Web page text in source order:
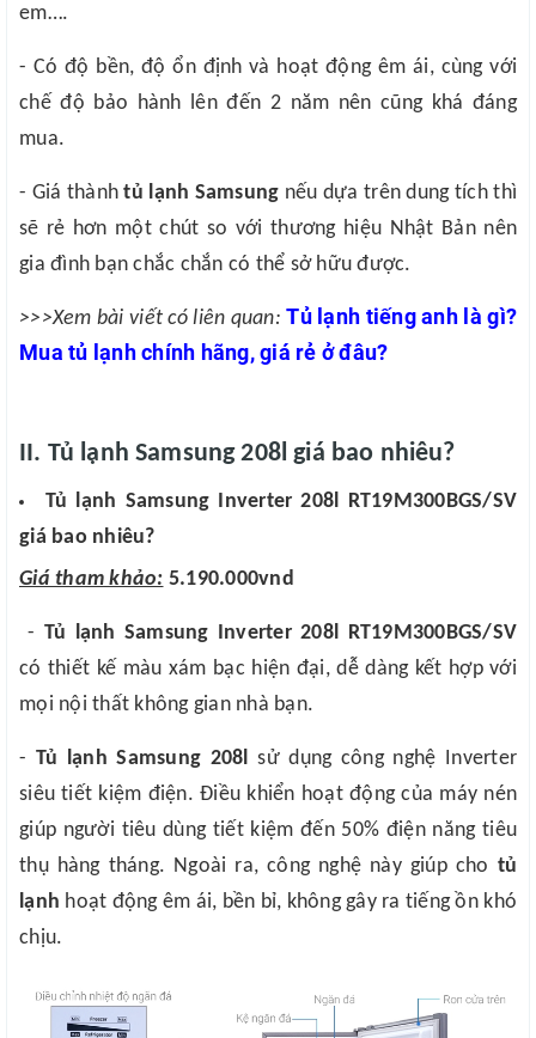
em….
- Có độ bền, độ ổn định và hoạt động êm ái, cùng với
chế độ bảo hành lên đến 2 năm nên cũng khá đáng
mua.
- Giá thành tủ lạnh Samsung nếu dựa trên dung tích thì
sẽ rẻ hơn một chút so với thương hiệu Nhật Bản nên
gia đình bạn chắc chắn có thể sở hữu được.
>>>Xem bài viết có liên quan:Tủ lạnh tiếng anh là gì?
Mua tủ lạnh chính hãng, giá rẻ ở đâu?
II. Tủ lạnh Samsung 208l giá bao nhiêu?
Tủ lạnh Samsung Inverter 208l RT19M300BGS/SV
giá bao nhiêu?
Giá tham khảo: 5.190.000vnd
- Tủ lạnh Samsung Inverter 208l RT19M300BGS/SV
có thiết kế màu xám bạc hiện đại, dễ dàng kết hợp với
mọi nội thất không gian nhà bạn.
- Tủ lạnh Samsung 208l sử dụng công nghệ Inverter
siêu tiết kiệm điện. Điều khiển hoạt động của máy nén
giúp người tiêu dùng tiết kiệm đến 50% điện năng tiêu
thụ hàng tháng. Ngoài ra, công nghệ này giúp cho tủ
lạnh hoạt động êm ái, bền bỉ, không gây ra tiếng ồn khó
chịu.